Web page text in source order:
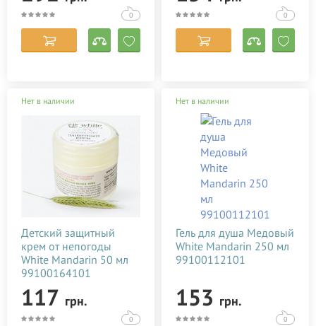
Ebrand
Joko Blend Cosmetics
Keenwell
Kerastase
L'Erbolario
L'Oreal
LAINO
Lansinoh
0 0
Нет в наличии
Детский защитный
крем от непогоды
White Mandarin 50 мл
99100164101
117 грн.
0
Нет в наличии
Гель для душа Медовый
White Mandarin 250 мл
99100112101
153 грн.
0